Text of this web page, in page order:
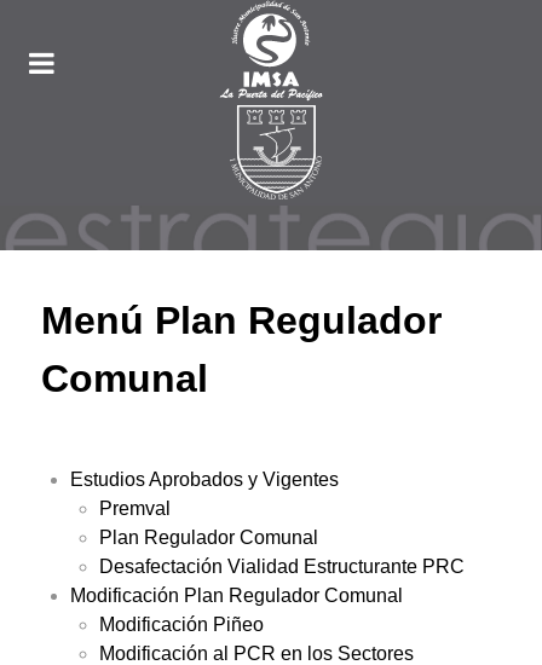
Menú Plan Regulador
Comunal
Estudios Aprobados y Vigentes
Premval
Plan Regulador Comunal
Desafectación Vialidad Estructurante PRC
Modificación Plan Regulador Comunal
Modificación Piñeo
Modificación al PCR en los Sectores